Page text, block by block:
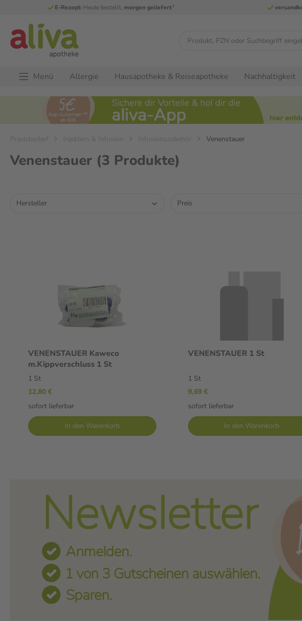
E-Rezept: Heute bestellt, morgen geliefert3
Menü Allergie Hausapotheke & Reiseapotheke Nachhaltigkeit
Praxisbedarf Injektion & Infusion Infusionszubehör Venenstauer
Venenstauer (3 Produkte)
Hersteller Preis
VENENSTAUER Kaweco
m.Kippverschluss 1 St
1 St
12,80 €
sofort lieferbar
In den Warenkorb
VENENSTAUER 1 St
1 St
9,69 €
sofort lieferbar
In den Warenkorb